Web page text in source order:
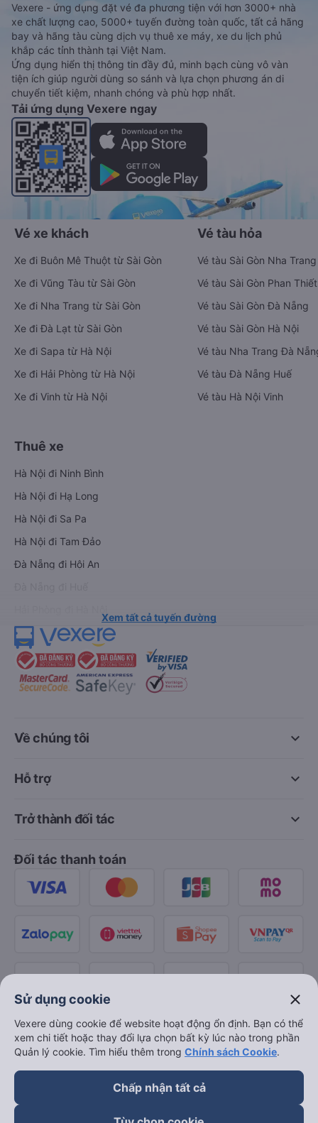
Vexere - ứng dụng đặt vé đa phương tiện với hơn 3000+ nhà
xe chất lượng cao, 5000+ tuyến đường toàn quốc, tất cả hãng
bay và hãng tàu cùng dịch vụ thuê xe máy, xe du lịch phủ
khắp các tỉnh thành tại Việt Nam.
Ứng dụng hiển thị thông tin đầy đủ, minh bạch cùng vô vàn
tiện ích giúp người dùng so sánh và lựa chọn phương án di
chuyển tiết kiệm, nhanh chóng và phù hợp nhất.
Tải ứng dụng Vexere ngay
Vé xe khách
Xe đi Buôn Mê Thuột từ Sài Gòn
Xe đi Vũng Tàu từ Sài Gòn
Xe đi Nha Trang từ Sài Gòn
Xe đi Đà Lạt từ Sài Gòn
Xe đi Sapa từ Hà Nội
Xe đi Hải Phòng từ Hà Nội
Xe đi Vinh từ Hà Nội
Vé tàu hỏa
Vé tàu Sài Gòn Nha Trang
Vé tàu Sài Gòn Phan Thiết
Vé tàu Sài Gòn Đà Nẵng
Vé tàu Sài Gòn Hà Nội
Vé tàu Nha Trang Đà
Vé tàu Đà Nẵng Huế
Vé tàu Hà Nội Vinh
Thuê xe
Hà Nội đi Ninh Bình
Hà Nội đi Hạ Long
Hà Nội đi Sa Pa
Hà Nội đi Tam Đảo
Đà Nẵng đi Hội An
Xem tất cả tuyến đường
keyboard_arrow_down
Về chúng tôi
keyboard_arrow_down
Hỗ trợ
keyboard_arrow_down
Trở thành đối tác
Đối tác thanh toán
Sử dụng cookie close
Vexere dùng cookie để website hoạt động ổn định. Bạn có thể
xem chi tiết hoặc thay đổi lựa chọn bất kỳ lúc nào trong phần
Quản lý cookie. Tìm hiểu thêm trong Chính sách Cookie.
Chấp nhận tất cả